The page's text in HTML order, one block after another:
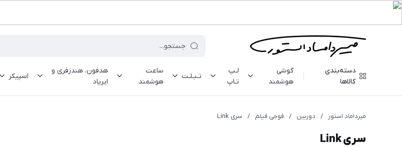
دسته‌بندی
کالاها
گوشی
هوشمند
لـپ
تـاپ
تـبـلـت
ساعت
هوشمند
هدفون، هندزفری و
ایرپاد
اسپیکر
میرداماد استور / دوربین / فوجی فیلم / سری Link
سری Link